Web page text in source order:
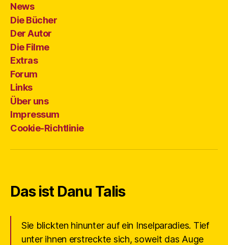
News
Die Bücher
Der Autor
Die Filme
Extras
Forum
Links
Über uns
Impressum
Cookie-Richtlinie
Das ist Danu Talis
Sie blickten hinunter auf ein Inselparadies. Tief
unter ihnen erstreckte sich, soweit das Auge